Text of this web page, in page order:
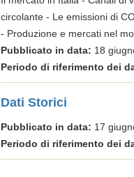
circolante - Le emissioni di
- Produzione e mercati nel
Pubblicato in data: 18
Periodo di riferimento dei
Dati Storici
Pubblicato in data: 17
Periodo di riferimento dei